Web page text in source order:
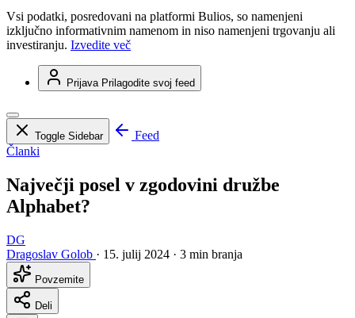
Vsi podatki, posredovani na platformi Bulios, so namenjeni
izključno informativnim namenom in niso namenjeni trgovanju ali
investiranju. Izvedite več
Prijava Prilagodite svoj feed
Toggle Sidebar
Feed
Članki
Največji posel v zgodovini družbe
Alphabet?
DG
Dragoslav Golob · 15. julij 2024 · 3 min branja
Povzemite
Deli